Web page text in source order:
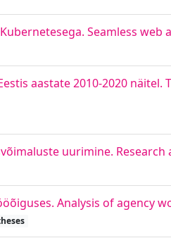
Seamless
aastate 2010-2020
uurimine.
Analysis of agency